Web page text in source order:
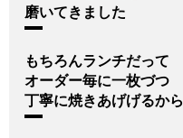
磨いてきました
もちろんランチだって
オーダー毎に一枚づつ
丁寧に焼きあげげるから